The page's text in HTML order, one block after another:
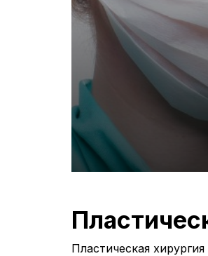
Пластическая